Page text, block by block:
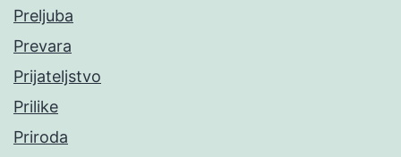
Preljuba
Prevara
Prijateljstvo
Prilike
Priroda